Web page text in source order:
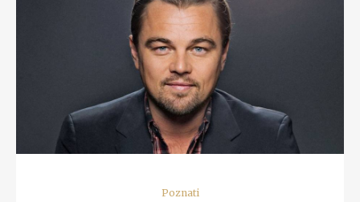
READ MORE
Poznati